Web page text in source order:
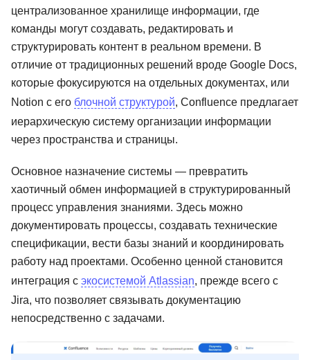
централизованное хранилище информации, где
команды могут создавать, редактировать и
структурировать контент в реальном времени. В
отличие от традиционных решений вроде Google Docs,
которые фокусируются на отдельных документах, или
Notion с его блочной структурой, Confluence предлагает
иерархическую систему организации информации
через пространства и страницы.
Основное назначение системы — превратить
хаотичный обмен информацией в структурированный
процесс управления знаниями. Здесь можно
документировать процессы, создавать технические
спецификации, вести базы знаний и координировать
работу над проектами. Особенно ценной становится
интеграция с экосистемой Atlassian, прежде всего с
Jira, что позволяет связывать документацию
непосредственно с задачами.